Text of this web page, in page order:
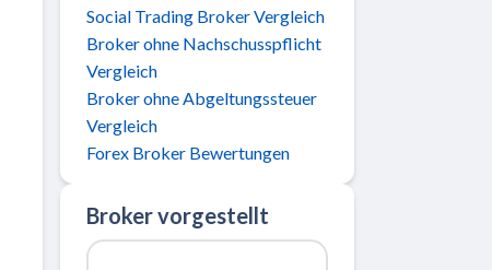
Social Trading Broker Vergleich
Broker ohne Nachschusspflicht
Vergleich
Broker ohne Abgeltungssteuer
Vergleich
Forex Broker Bewertungen
Broker vorgestellt